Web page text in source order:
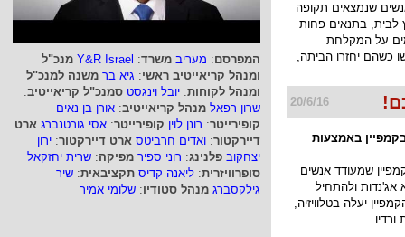
המפרסם: מעריב משרד:
Y&R Israel מנכ"ל
ומנהל קריאייטיב ראשי: גיא בר משנה למנכ"ל
ומנהל לקוחות: יובל וינגסט סמנכ"ל קריאייטיב:
שרון רפאל מנהל קריאייטיב: אורן בן נאים
קופירייטר: רונן לוין קופירייטר: אסי גורטנברג ארט
דיירקטור: ואדים חרביטס ארט דיירקטור: ירון
יצחקוב פלנינג: רוני ספיר מפיקה: שרית יחזקאל
סופרוויזרית: ליאנה קדיס תקציבאית: שיר
גילקסברג מנהל סטודיו: שלומי אמיר
שנמצאים תקופה
לבית, בתנאים פחות
על המקלחת
כשהם יחזרו הביתה,
20/6/16
באמצעות
שמעודד אנשים
אג'נדות ולהתחיל
יעלה בטלוויזיה,
ורדיו.